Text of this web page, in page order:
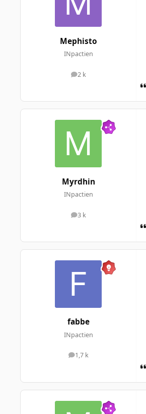
Mephisto
INpactien
2 k
messages
Myrdhin
INpactien
3 k
messages
fabbe
INpactien
1,7 k
messages